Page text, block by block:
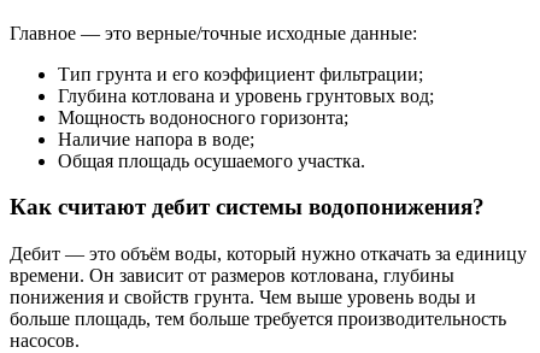
Главное — это верные/точные исходные данные:
Тип грунта и его коэффициент фильтрации;
Глубина котлована и уровень грунтовых вод;
Мощность водоносного горизонта;
Наличие напора в воде;
Общая площадь осушаемого участка.
Как считают дебит системы водопонижения?
Дебит — это объём воды, который нужно откачать за единицу
времени. Он зависит от размеров котлована, глубины
понижения и свойств грунта. Чем выше уровень воды и
больше площадь, тем больше требуется производительность
насосов.